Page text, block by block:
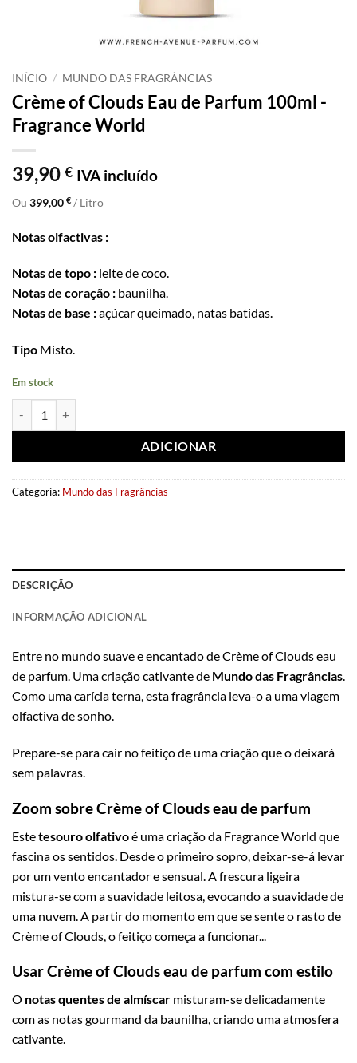
INÍCIO / MUNDO DAS FRAGRÂNCIAS
Crème of Clouds Eau de Parfum 100ml -
Fragrance World
39,90 € IVA incluído
Ou 399,00 € / Litro
Notas olfactivas :
Notas de topo : leite de coco.
Notas de coração : baunilha.
Notas de base :açúcar queimado, natas batidas.
Tipo Misto.
Em stock
ADICIONAR
Categoria: Mundo das Fragrâncias
DESCRIÇÃO
INFORMAÇÃO ADICIONAL
Entre no mundo suave e encantado de Crème of Clouds eau
de parfum. Uma criação cativante de Mundo das Fragrâncias.
Como uma carícia terna, esta fragrância leva-o a uma viagem
olfactiva de sonho.
Prepare-se para cair no feitiço de uma criação que o deixará
sem palavras.
Zoom sobre Crème of Clouds eau de parfum
Estetesouro olfativoé uma criação da Fragrance World que
fascina os sentidos. Desde o primeiro sopro, deixar-se-á levar
por um vento encantador e sensual. A frescura ligeira
mistura-se com a suavidade leitosa, evocando a suavidade de
uma nuvem. A partir do momento em que se sente o rasto de
Crème of Clouds, o feitiço começa a funcionar...
Usar Crème of Clouds eau de parfum com estilo
O notas quentes de almíscar misturam-se delicadamente
com as notas gourmand da baunilha, criando uma atmosfera
cativante.